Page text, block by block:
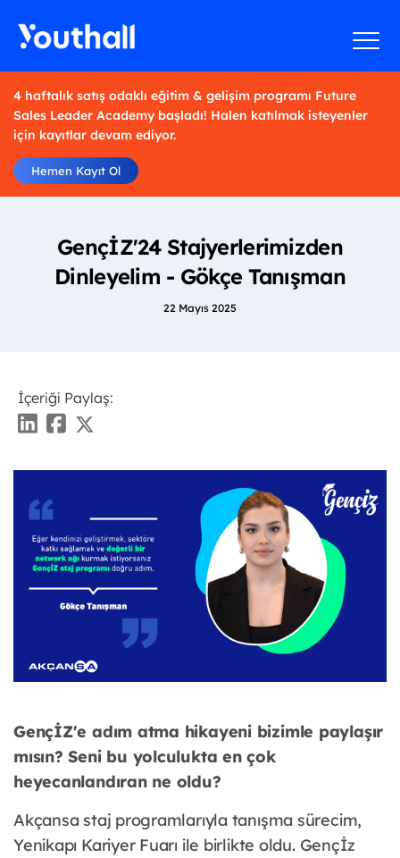
4 haftalık satış odaklı eğitim & gelişim programı Future
Sales Leader Academy başladı! Halen katılmak isteyenler
için kayıtlar devam ediyor.
Hemen Kayıt Ol
GençİZ'24 Stajyerlerimizden
Dinleyelim - Gökçe Tanışman
22 Mayıs 2025
İçeriği Paylaş:
GençİZ'e adım atma hikayeni bizimle paylaşır
mısın? Seni bu yolculukta en çok
heyecanlandıran ne oldu?
Akçansa staj programlarıyla tanışma sürecim,
Yenikapı Kariyer Fuarı ile birlikte oldu. Gençİz